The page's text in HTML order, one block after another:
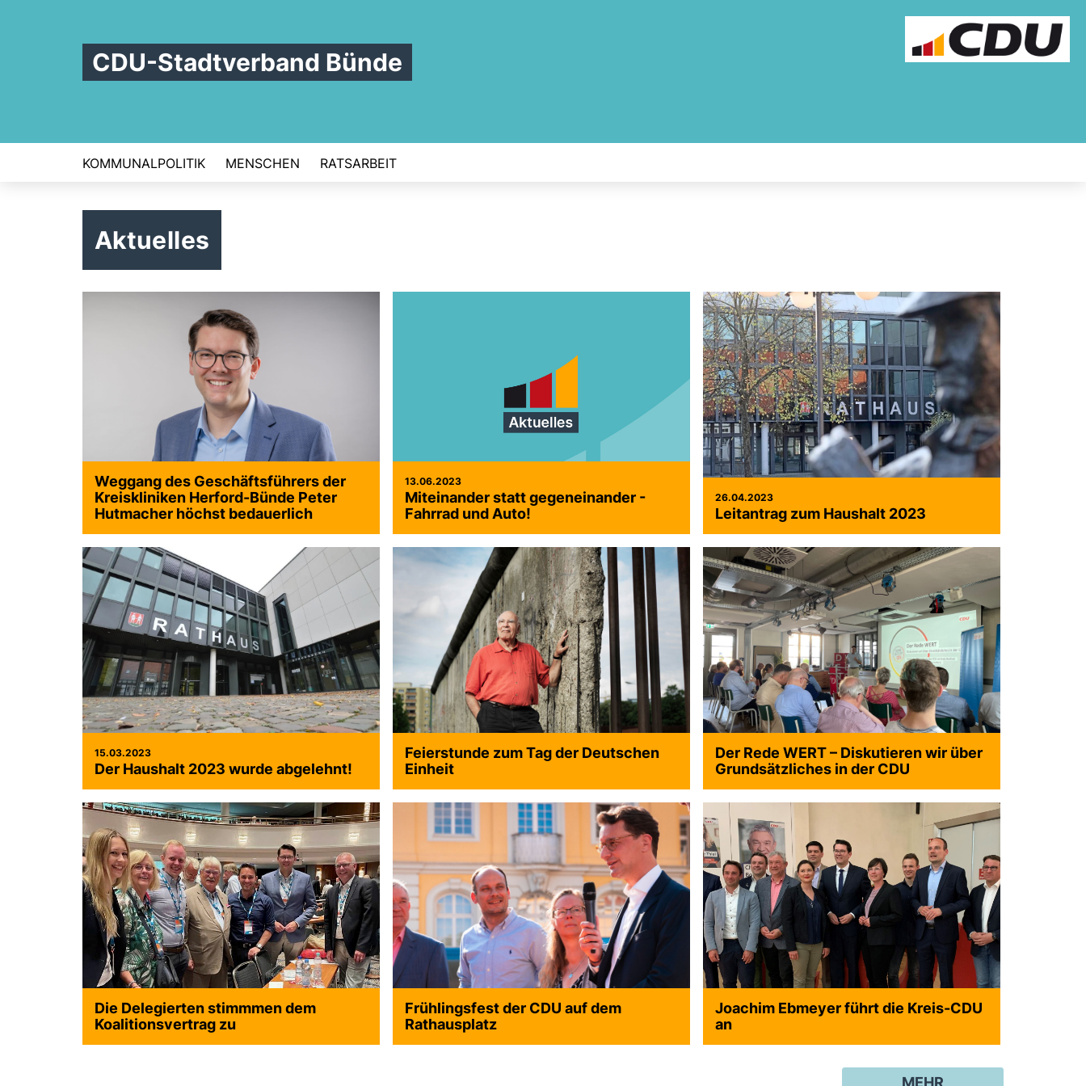
CDU-Stadtverband Bünde
KOMMUNALPOLITIK MENSCHEN RATSARBEIT
Aktuelles
Weggang des Geschäftsführers der
Kreiskliniken Herford-Bünde Peter
Hutmacher höchst bedauerlich
13.06.2023
Miteinander statt gegeneinander -
Fahrrad und Auto!
26.04.2023
Leitantrag zum Haushalt 2023
15.03.2023
Der Haushalt 2023 wurde abgelehnt!
Feierstunde zum Tag der Deutschen
Einheit
Der Rede WERT – Diskutieren wir über
Grundsätzliches in der CDU
Die Delegierten stimmmen dem
Koalitionsvertrag zu
Frühlingsfest der CDU auf dem
Rathausplatz
Joachim Ebmeyer führt die Kreis-CDU
an
MEHR